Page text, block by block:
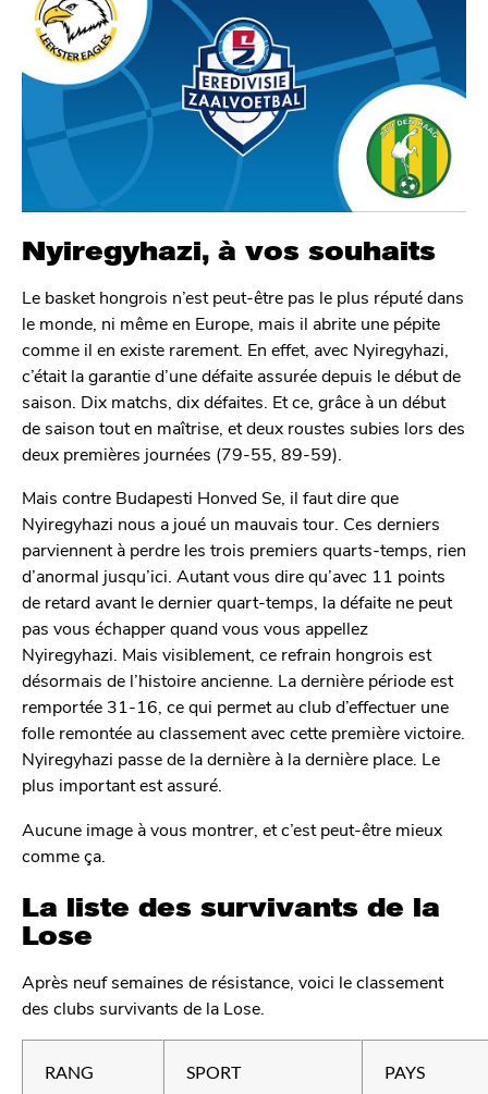
Nyiregyhazi, à vos souhaits
Le basket hongrois n’est peut-être pas le plus réputé dans
le monde, ni même en Europe, mais il abrite une pépite
comme il en existe rarement. En effet, avec Nyiregyhazi,
c’était la garantie d’une défaite assurée depuis le début de
saison. Dix matchs, dix défaites. Et ce, grâce à un début
de saison tout en maîtrise, et deux roustes subies lors des
deux premières journées (79-55, 89-59).
Mais contre Budapesti Honved Se, il faut dire que
Nyiregyhazi nous a joué un mauvais tour. Ces derniers
parviennent à perdre les trois premiers quarts-temps, rien
d’anormal jusqu’ici. Autant vous dire qu’avec 11 points
de retard avant le dernier quart-temps, la défaite ne peut
pas vous échapper quand vous vous appellez
Nyiregyhazi. Mais visiblement, ce refrain hongrois est
désormais de l’histoire ancienne. La dernière période est
remportée 31-16, ce qui permet au club d’effectuer une
folle remontée au classement avec cette première victoire.
Nyiregyhazi passe de la dernière à la dernière place. Le
plus important est assuré.
Aucune image à vous montrer, et c’est peut-être mieux
comme ça.
La liste des survivants de la
Lose
Après neuf semaines de résistance, voici le classement
des clubs survivants de la Lose.
RANG SPORT PAYS